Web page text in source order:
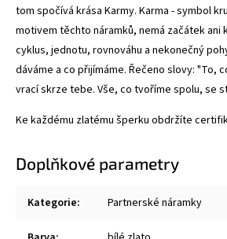
tom spočívá krása Karmy. Karma - symbol
motivem těchto náramků, nemá začátek ani
cyklus, jednotu, rovnováhu a nekonečný
dáváme a co přijímáme. Řečeno slovy: "To,
vrací skrze tebe. Vše, co tvoříme spolu, se
Ke každému zlatému šperku obdržíte
Doplňkové parametry
Kategorie: Partnerské náramky